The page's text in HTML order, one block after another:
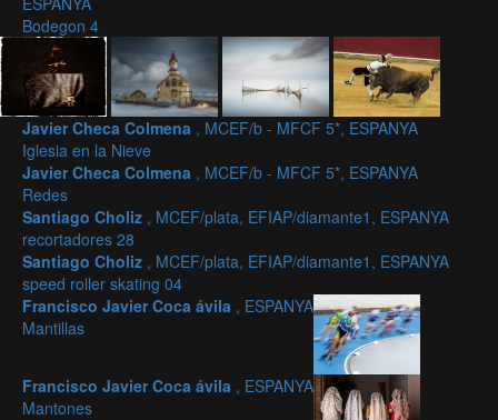
Bodegon 4
Javier Checa Colmena , MCEF/b - MFCF 5*, ESPANYA
Iglesia en la Nieve
Javier Checa Colmena , MCEF/b - MFCF 5*, ESPANYA
Redes
Santiago Choliz , MCEF/plata, EFIAP/diamante1, ESPANYA
recortadores 28
Santiago Choliz , MCEF/plata, EFIAP/diamante1, ESPANYA
speed roller skating 04
Francisco Javier Coca ávila , ESPANYA
Mantillas
Francisco Javier Coca ávila , ESPANYA
Mantones